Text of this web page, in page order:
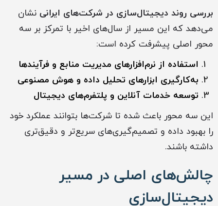
بررسی روند دیجیتال‌سازی در شرکت‌های ایرانی نشان
می‌دهد که این مسیر از سال‌های اخیر با تمرکز بر سه
محور اصلی پیشرفت کرده است:
استفاده از نرم‌افزارهای مدیریت منابع و فرآیندها
به‌کارگیری ابزارهای تحلیل داده و هوش مصنوعی
توسعه خدمات آنلاین و پلتفرم‌های دیجیتال
این سه محور باعث شده تا شرکت‌ها بتوانند عملکرد خود
را بهبود داده و تصمیم‌گیری‌های سریع‌تر و دقیق‌تری
داشته باشند.
چالش‌های اصلی در مسیر
دیجیتال‌سازی